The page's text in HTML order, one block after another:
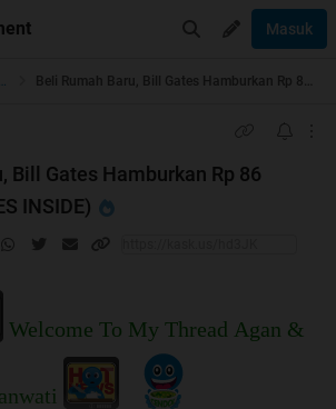
Masuk
The Lounge
Bill Gates Hamburkan Rp 86
INSIDE)
Welcome To My Thread Agan &